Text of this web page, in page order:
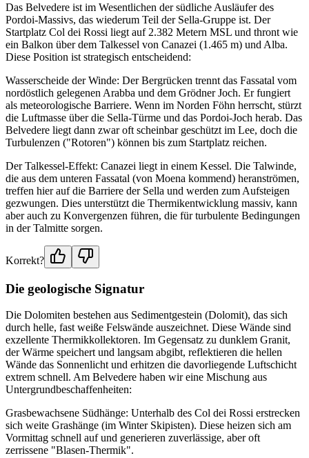
Das Belvedere ist im Wesentlichen der südliche Ausläufer des
Pordoi-Massivs, das wiederum Teil der Sella-Gruppe ist. Der
Startplatz Col dei Rossi liegt auf 2.382 Metern MSL und thront wie
ein Balkon über dem Talkessel von Canazei (1.465 m) und Alba.
Diese Position ist strategisch entscheidend:
Wasserscheide der Winde: Der Bergrücken trennt das Fassatal vom
nordöstlich gelegenen Arabba und dem Grödner Joch. Er fungiert
als meteorologische Barriere. Wenn im Norden Föhn herrscht, stürzt
die Luftmasse über die Sella-Türme und das Pordoi-Joch herab. Das
Belvedere liegt dann zwar oft scheinbar geschützt im Lee, doch die
Turbulenzen ("Rotoren") können bis zum Startplatz reichen.
Der Talkessel-Effekt: Canazei liegt in einem Kessel. Die Talwinde,
die aus dem unteren Fassatal (von Moena kommend) heranströmen,
treffen hier auf die Barriere der Sella und werden zum Aufsteigen
gezwungen. Dies unterstützt die Thermikentwicklung massiv, kann
aber auch zu Konvergenzen führen, die für turbulente Bedingungen
in der Talmitte sorgen.
Korrekt?
Die geologische Signatur
Die Dolomiten bestehen aus Sedimentgestein (Dolomit), das sich
durch helle, fast weiße Felswände auszeichnet. Diese Wände sind
exzellente Thermikkollektoren. Im Gegensatz zu dunklem Granit,
der Wärme speichert und langsam abgibt, reflektieren die hellen
Wände das Sonnenlicht und erhitzen die davorliegende Luftschicht
extrem schnell. Am Belvedere haben wir eine Mischung aus
Untergrundbeschaffenheiten:
Grasbewachsene Südhänge: Unterhalb des Col dei Rossi erstrecken
sich weite Grashänge (im Winter Skipisten). Diese heizen sich am
Vormittag schnell auf und generieren zuverlässige, aber oft
zerrissene "Blasen-Thermik".